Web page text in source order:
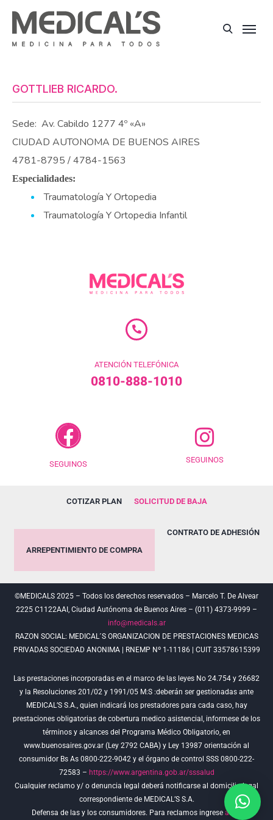
GOTTLIEB RICARDO.
Sede: Av. Cabildo 1277 4º «A»
CIUDAD AUTONOMA DE BUENOS AIRES
4781-8795 / 4784-1563
Especialidades:
Traumatología Y Ortopedia
Traumatología Y Ortopedia Infantil
ATENCIÓN TELEFÓNICA
0810-888-1010
SEGUINOS SEGUINOS
COTIZAR PLAN SOLICITUD DE BAJA
ARREPENTIMIENTO DE COMPRA
CONTRATO DE ADHESIÓN
©MEDICALS 2025 – Todos los derechos reservados – Marcelo T. De Alvear
2225 C1122AAI, Ciudad Autónoma de Buenos Aires – (011) 4373-9999 –
info@medicals.ar
RAZON SOCIAL: MEDICAL´S ORGANIZACION DE PRESTACIONES MEDICAS
PRIVADAS SOCIEDAD ANONIMA | RNEMP Nº 1-11186 | CUIT 33578615399
Las prestaciones incorporadas en el marco de las leyes No 24.754 y 26682
y la Resoluciones 201/02 y 1991/05 M:S :deberán ser gestionadas ante
MEDICAL’S S.A., quien indicará los prestadores para cada caso, hay
prestaciones obligatorias de cobertura medico asistencial, informese de los
términos y alcances del Programa Médico Obligatorio, en
www.buenosaires.gov.ar (Ley 2792 CABA) y Ley 13987 orientación al
consumidor Bs As 0800-222-9042 y el órgano de control SSS 0800-222-
72583 – https://www.argentina.gob.ar/sssalud
Cualquier reclamo y/ o denuncia legal deberá notificarse al domicilio legal
correspondiente de MEDICAL’S S.A.
Defensa de las y los consumidores. Para reclamos ingrese aquí